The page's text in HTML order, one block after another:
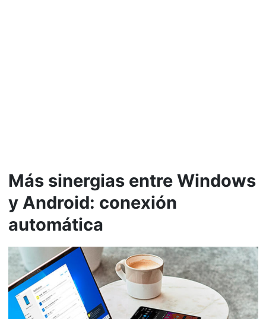
Más sinergias entre Windows
y Android: conexión
automática